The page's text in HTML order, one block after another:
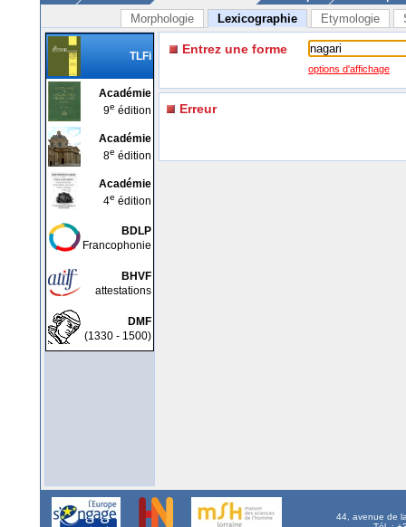
Morphologie Lexicographie Etymologie
TLFi
Académie
9e édition
Académie
8e édition
Académie
4e édition
BDLP
Francophonie
BHVF
attestations
DMF
(1330 - 1500)
Entrez une forme
options d'affichage
Erreur
44, avenue de